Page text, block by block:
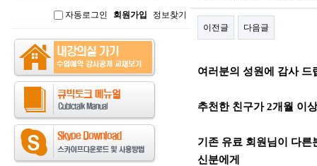
자동로그인 회원가입 정보찾기
이전글 다음글
여러분의 성원에 감사 드
추천한 친구가 2개월 이
기존 유료 회원님이 다
신분에게